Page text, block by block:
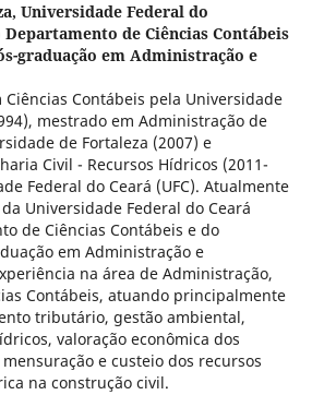
Universidade Federal do
de Ciências Contábeis
graduação em Administração e
Ciências Contábeis pela Universidade
mestrado em Administração de
de Fortaleza (2007) e
Civil - Recursos Hídricos (2011-
Federal do Ceará (UFC). Atualmente
Universidade Federal do Ceará
de Ciências Contábeis e do
em Administração e
na área de Administração,
Contábeis, atuando principalmente
tributário, gestão ambiental,
valoração econômica dos
e custeio dos recursos
na construção civil.